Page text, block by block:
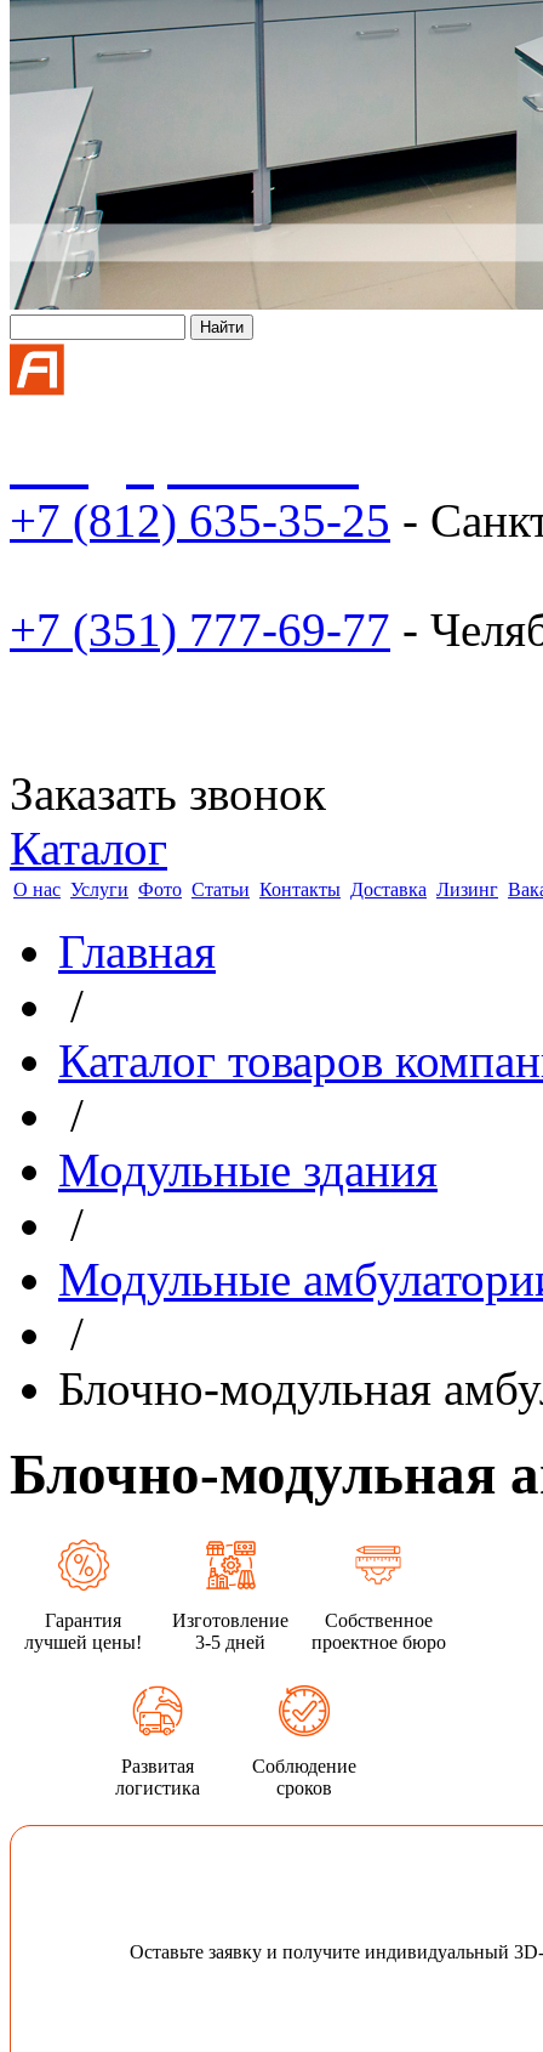
+7 (812) 635-35-25 -
+7 (351) 777-69-77 -
Заказать звонок
Каталог
О нас Услуги Фото Статьи Контакты Доставка Лизинг
Главная
/
Каталог товаров
/
Модульные здания
/
Модульные
/
Блочно-модульная
Блочно-модульная
Гарантия
лучшей цены!
Изготовление
3-5 дней
Собственное
проектное бюро
Развитая
логистика
Соблюдение
сроков
Оставьте заявку и получите индивидуальный